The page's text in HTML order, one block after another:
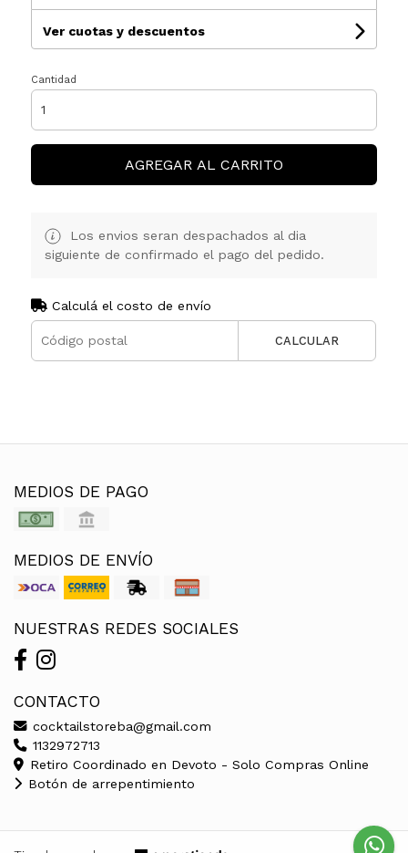
Ver cuotas y descuentos
Cantidad
AGREGAR AL CARRITO
Los envios seran despachados al dia
siguiente de confirmado el pago del pedido.
Calculá el costo de envío
CALCULAR
MEDIOS DE PAGO
MEDIOS DE ENVÍO
NUESTRAS REDES SOCIALES
CONTACTO
cocktailstoreba@gmail.com
1132972713
Retiro Coordinado en Devoto - Solo Compras Online
Botón de arrepentimiento